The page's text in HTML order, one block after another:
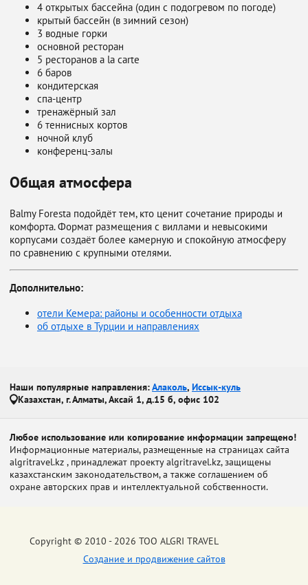
4 открытых бассейна (один с подогревом по погоде)
крытый бассейн (в зимний сезон)
3 водные горки
основной ресторан
5 ресторанов a la carte
6 баров
кондитерская
спа-центр
тренажёрный зал
6 теннисных кортов
ночной клуб
конференц-залы
Общая атмосфера
Balmy Foresta подойдёт тем, кто ценит сочетание природы и
комфорта. Формат размещения с виллами и невысокими
корпусами создаёт более камерную и спокойную атмосферу
по сравнению с крупными отелями.
Дополнительно:
отели Кемера: районы и особенности отдыха
об отдыхе в Турции и направлениях
Наши популярные направления:Алаколь, Иссык-куль
Казахстан, г. Алматы, Аксай 1, д.15 б, офис 102
Любое использование или копирование информации запрещено!
Информационные материалы, размещенные на страницах сайта
algritravel.kz , принадлежат проекту algritravel.kz, защищены
казахстанским законодательством, а также соглашением об
охране авторских прав и интеллектуальной собственности.
Copyright © 2010 - 2026 ТОО ALGRI TRAVEL
Создание и продвижение сайтов